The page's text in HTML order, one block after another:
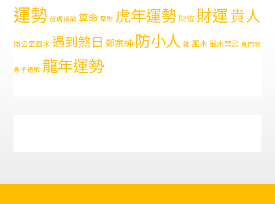
運勢 皮膚過敏 算命 聚財 虎年運勢 財位 財運貴人
辦公室風水 遇到煞日 鄭家純 防小人 雞 風水 風水禁忌 鬼門開
鼻子過敏 龍年運勢